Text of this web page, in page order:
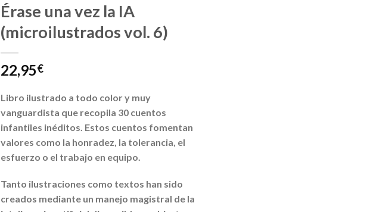
Érase una vez la IA
(microilustrados vol. 6)
22,95€
Libro ilustrado a todo color y muy
vanguardista que recopila 30 cuentos
infantiles inéditos. Estos cuentos fomentan
valores como la honradez, la tolerancia, el
esfuerzo o el trabajo en equipo.
Tanto ilustraciones como textos han sido
creados mediante un manejo magistral de la